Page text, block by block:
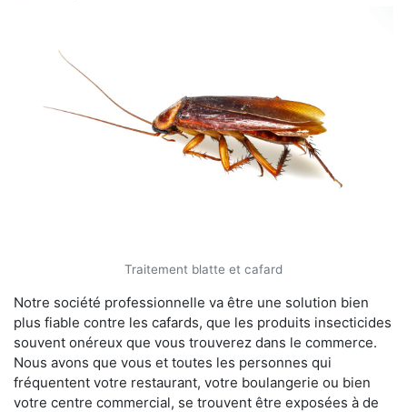
Traitement blatte et cafard
Notre société professionnelle va être une solution bien
plus fiable contre les cafards, que les produits insecticides
souvent onéreux que vous trouverez dans le commerce.
Nous avons que vous et toutes les personnes qui
fréquentent votre restaurant, votre boulangerie ou bien
votre centre commercial, se trouvent être exposées à de